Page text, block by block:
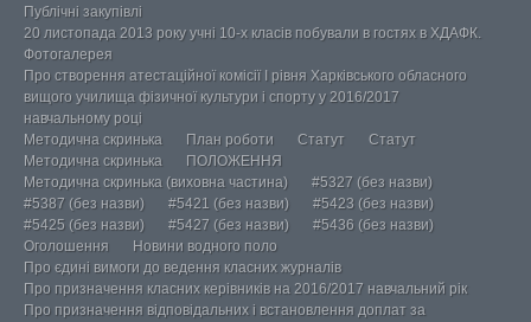
Публічні закупівлі
20 листопада 2013 року учні 10-х класів побували в гостях в ХДАФК.
Фотогалерея
Про створення атестаційної комісії І рівня Харківського обласного
вищого училища фізичної культури і спорту у 2016/2017
навчальному році
Методична скринька
План роботи Статут
Статут
Методична скринька
ПОЛОЖЕННЯ
Методична скринька (виховна частина)
#5327 (без назви)
#5387 (без назви)
#5421 (без назви)
#5423 (без назви)
#5425 (без назви)
#5427 (без назви)
#5436 (без назви)
Оголошення
Новини водного поло
Про єдині вимоги до ведення класних журналів
Про призначення класних керівників на 2016/2017 навчальний рік
Про призначення відповідальних і встановлення доплат за